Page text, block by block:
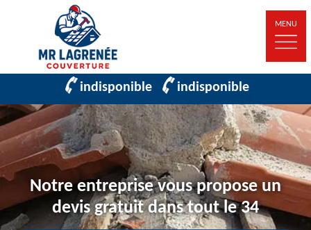
MENU
indisponible indisponible
Notre entreprise vous propose un
devis gratuit dans tout le 34